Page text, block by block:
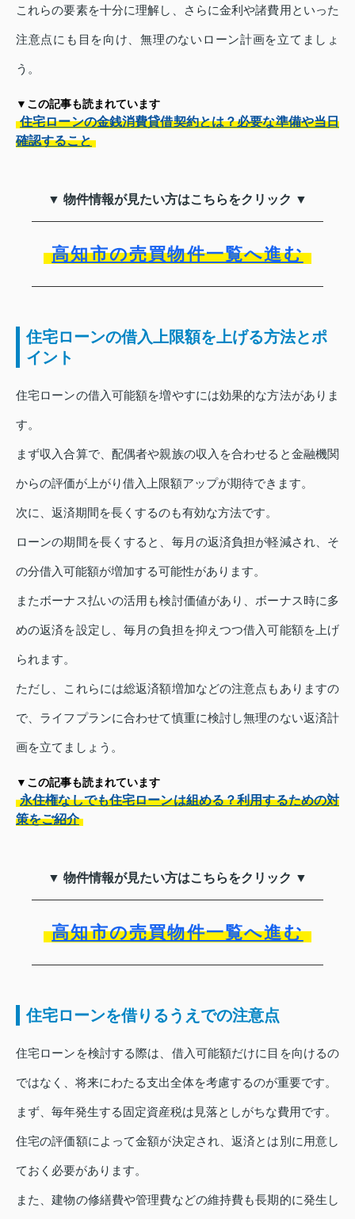
これらの要素を十分に理解し、さらに金利や諸費用といった
注意点にも目を向け、無理のないローン計画を立てましょ
う。
▼この記事も読まれています
住宅ローンの金銭消費貸借契約とは？必要な準備や当日
確認すること
▼ 物件情報が見たい方はこちらをクリック ▼
高知市の売買物件一覧へ進む
住宅ローンの借入上限額を上げる方法とポ
イント
住宅ローンの借入可能額を増やすには効果的な方法がありま
す。
まず収入合算で、配偶者や親族の収入を合わせると金融機関
からの評価が上がり借入上限額アップが期待できます。
次に、返済期間を長くするのも有効な方法です。
ローンの期間を長くすると、毎月の返済負担が軽減され、そ
の分借入可能額が増加する可能性があります。
またボーナス払いの活用も検討価値があり、ボーナス時に多
めの返済を設定し、毎月の負担を抑えつつ借入可能額を上げ
られます。
ただし、これらには総返済額増加などの注意点もありますの
で、ライフプランに合わせて慎重に検討し無理のない返済計
画を立てましょう。
▼この記事も読まれています
永住権なしでも住宅ローンは組める？利用するための対
策をご紹介
▼ 物件情報が見たい方はこちらをクリック ▼
高知市の売買物件一覧へ進む
住宅ローンを借りるうえでの注意点
住宅ローンを検討する際は、借入可能額だけに目を向けるの
ではなく、将来にわたる支出全体を考慮するのが重要です。
まず、毎年発生する固定資産税は見落としがちな費用です。
住宅の評価額によって金額が決定され、返済とは別に用意し
ておく必要があります。
また、建物の修繕費や管理費などの維持費も長期的に発生し